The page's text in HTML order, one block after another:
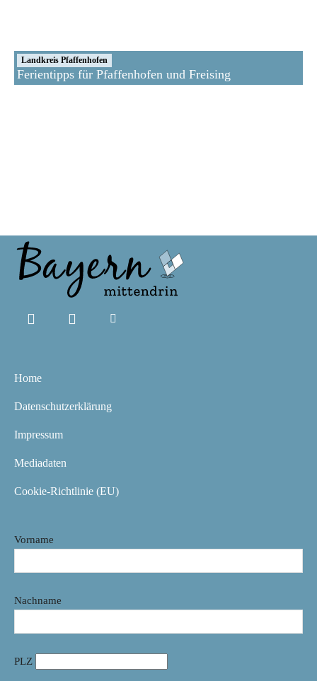
Landkreis Pfaffenhofen
Ferientipps für Pfaffenhofen und Freising
Home
Datenschutzerklärung
Impressum
Mediadaten
Cookie-Richtlinie (EU)
Vorname
Nachname
PLZ